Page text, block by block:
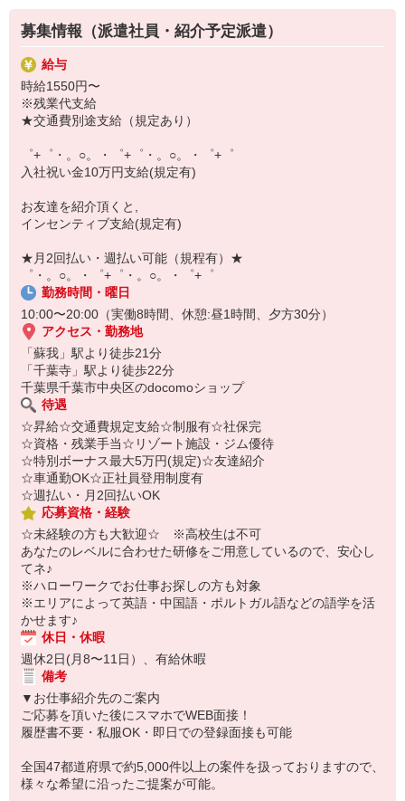
▼オフィスワーク
事務、経理、データ入力、コールセンター、受付
▼工場・製造・軽作業系
機械/食品製造・梱包・仕分け・加工・組立・検査
▼美容系
眉毛サロンのアイブロウ・ネイリスト・エステ
▼営業・販売
法人営業・アパレル販売・個別指導塾・人材紹介
▼人気案件も多数♪
短期・期間限定・オープニング・官公庁案件
上場/優良/大手企業など
【スマホ面接実施中】
￣￣￣￣￣￣￣￣￣
自宅に居ながらスマホでカンタン面接OK！
オンライン面談なのでスピード対応。
満足度◎
■携帯やインターネット販売業務
docomo(ドコモ)/au(エーユー)・KDDI/softbank(ソフトバンク)など
の大手キャリアから
ワイモバイル(Y!mobille)、楽天モバイル、UQなど格安スマホまで幅
広く紹介可能♪
募集情報（派遣社員・紹介予定派遣）
給与
時給1550円〜
※残業代支給
★交通費別途支給（規定あり）
゜+゜・。○。・゜+゜・。○。・゜+゜
入社祝い金10万円支給(規定有)
お友達を紹介頂くと,
インセンティブ支給(規定有)
★月2回払い・週払い可能（規程有）★
゜・。○。・゜+゜・。○。・゜+゜
勤務時間・曜日
10:00〜20:00（実働8時間、休憩:昼1時間、夕方30分）
アクセス・勤務地
「蘇我」駅より徒歩21分
「千葉寺」駅より徒歩22分
千葉県千葉市中央区のdocomoショップ
待遇
☆昇給☆交通費規定支給☆制服有☆社保完
☆資格・残業手当☆リゾート施設・ジム優待
☆特別ボーナス最大5万円(規定)☆友達紹介
☆車通勤OK☆正社員登用制度有
☆週払い・月2回払いOK
応募資格・経験
☆未経験の方も大歓迎☆ ※高校生は不可
あなたのレベルに合わせた研修をご用意しているので、安心し
てネ♪
※ハローワークでお仕事お探しの方も対象
※エリアによって英語・中国語・ポルトガル語などの語学を活
かせます♪
休日・休暇
週休2日(月8〜11日）、有給休暇
備考
▼お仕事紹介先のご案内
ご応募を頂いた後にスマホでWEB面接！
履歴書不要・私服OK・即日での登録面接も可能
全国47都道府県で約5,000件以上の案件を扱っておりますので、
様々な希望に沿ったご提案が可能。